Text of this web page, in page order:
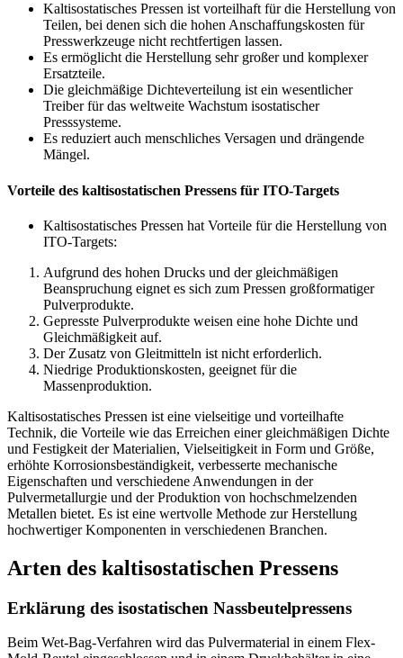
Kaltisostatisches Pressen ist vorteilhaft für die Herstellung von
Teilen, bei denen sich die hohen Anschaffungskosten für
Presswerkzeuge nicht rechtfertigen lassen.
Es ermöglicht die Herstellung sehr großer und komplexer
Ersatzteile.
Die gleichmäßige Dichteverteilung ist ein wesentlicher
Treiber für das weltweite Wachstum isostatischer
Presssysteme.
Es reduziert auch menschliches Versagen und drängende
Mängel.
Vorteile des kaltisostatischen Pressens für ITO-Targets
Kaltisostatisches Pressen hat Vorteile für die Herstellung von
ITO-Targets:
Aufgrund des hohen Drucks und der gleichmäßigen
Beanspruchung eignet es sich zum Pressen großformatiger
Pulverprodukte.
Gepresste Pulverprodukte weisen eine hohe Dichte und
Gleichmäßigkeit auf.
Der Zusatz von Gleitmitteln ist nicht erforderlich.
Niedrige Produktionskosten, geeignet für die
Massenproduktion.
Kaltisostatisches Pressen ist eine vielseitige und vorteilhafte
Technik, die Vorteile wie das Erreichen einer gleichmäßigen Dichte
und Festigkeit der Materialien, Vielseitigkeit in Form und Größe,
erhöhte Korrosionsbeständigkeit, verbesserte mechanische
Eigenschaften und verschiedene Anwendungen in der
Pulvermetallurgie und der Produktion von hochschmelzenden
Metallen bietet. Es ist eine wertvolle Methode zur Herstellung
hochwertiger Komponenten in verschiedenen Branchen.
Arten des kaltisostatischen Pressens
Erklärung des isostatischen Nassbeutelpressens
Beim Wet-Bag-Verfahren wird das Pulvermaterial in einem Flex-